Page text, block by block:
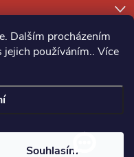
Dalším procházením
používáním.. Více
Souhlasím
práva vyhrazena.